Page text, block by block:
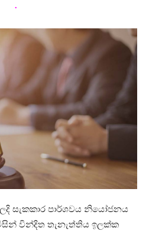
.
සැකකාර පාර්ශවය නියෝජනය
වින්දිත තැනැත්තිය ඉලක්ක